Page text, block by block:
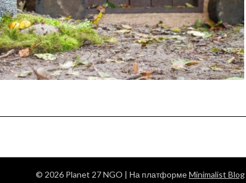
© 2026 Planet 27 NGO | На платформеMinimalist Blog